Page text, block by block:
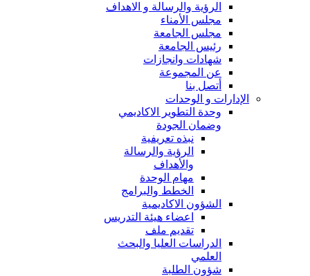
الرؤية والرسالة و الاهداف
مجلس الأمناء
مجلس الجامعة
رئيس الجامعة
شهادات وانجازات
عن المجموعة
أتصل بنا
الإدارات و الوحدات
وحدة التطوير الاكاديمي
وضمان الجودة
نبذه تعريفية
الرؤية والرسالة
والأهداف
مهام الوحدة
الخطط والبرامج
الشؤون الاكاديمية
اعضاء هيئة التدريس
تقديم ملف
الدراسات العليا والبحث
العلمي
شؤون الطلبة